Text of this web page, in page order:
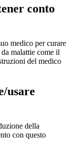
conto
medico per curare
malattie come il
del medico
usare
della
con questo